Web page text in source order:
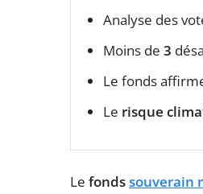
Analyse des
Moins de 3
Le fonds
Le risque
Le fondssouverain